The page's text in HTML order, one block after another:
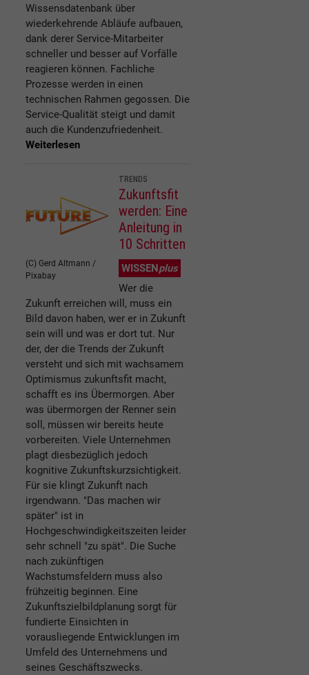
Wissensdatenbank über
wiederkehrende Abläufe aufbauen,
dank derer Service-Mitarbeiter
schneller und besser auf Vorfälle
reagieren können. Fachliche
Prozesse werden in einen
technischen Rahmen gegossen. Die
Service-Qualität steigt und damit
auch die Kundenzufriedenheit.
Weiterlesen
(C) Gerd Altmann /
Pixabay
TRENDS
Zukunftsfit
werden: Eine
Anleitung in
10 Schritten
WISSENplus
Wer die
Zukunft erreichen will, muss ein
Bild davon haben, wer er in Zukunft
sein will und was er dort tut. Nur
der, der die Trends der Zukunft
versteht und sich mit wachsamem
Optimismus zukunftsfit macht,
schafft es ins Übermorgen. Aber
was übermorgen der Renner sein
soll, müssen wir bereits heute
vorbereiten. Viele Unternehmen
plagt diesbezüglich jedoch
kognitive Zukunftskurzsichtigkeit.
Für sie klingt Zukunft nach
irgendwann. "Das machen wir
später" ist in
Hochgeschwindigkeitszeiten leider
sehr schnell "zu spät". Die Suche
nach zukünftigen
Wachstumsfeldern muss also
frühzeitig beginnen. Eine
Zukunftszielbildplanung sorgt für
fundierte Einsichten in
vorausliegende Entwicklungen im
Umfeld des Unternehmens und
seines Geschäftszwecks.